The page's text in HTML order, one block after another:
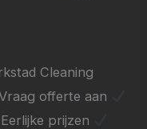
Cleaning
offerte aan
Eerlijke prijzen